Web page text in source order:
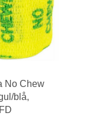
No Chew
blå,